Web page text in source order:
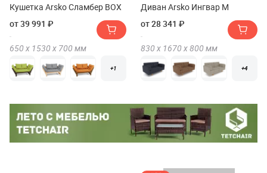
Кушетка Arsko Сламбер BOX
от 39 991 ₽
650 х 1530 х 700 мм
+1
Диван Arsko Ингвар М
от 28 341 ₽
830 х 1670 х800 мм
+4